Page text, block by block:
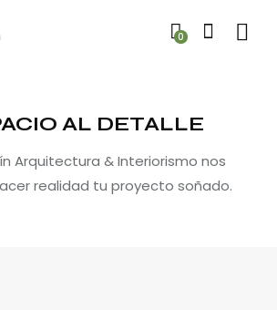
0
AL DETALLE
Arquitectura & Interiorismo nos
realidad tu proyecto soñado.